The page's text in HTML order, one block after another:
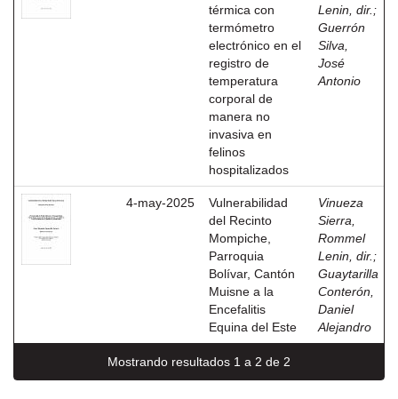
térmica con
termómetro
electrónico en el
registro de
temperatura
corporal de
manera no
invasiva en
felinos
hospitalizados
Lenin, dir. ;
Guerrón
Silva,
José
Antonio
4-may-2025
Vulnerabilidad
del Recinto
Mompiche,
Parroquia
Bolívar, Cantón
Muisne a la
Encefalitis
Equina del Este
Vinueza
Sierra,
Rommel
Lenin, dir. ;
Guaytarilla
Conterón,
Daniel
Alejandro
Mostrando resultados 1 a 2 de 2